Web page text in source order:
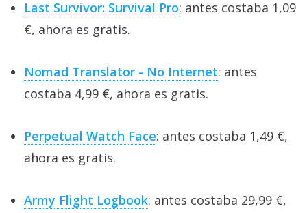
Last Survivor: Survival Pro: antes costaba 1,09
€, ahora es gratis.
Nomad Translator - No Internet: antes
costaba 4,99 €, ahora es gratis.
Perpetual Watch Face: antes costaba 1,49 €,
ahora es gratis.
Army Flight Logbook: antes costaba 29,99 €,